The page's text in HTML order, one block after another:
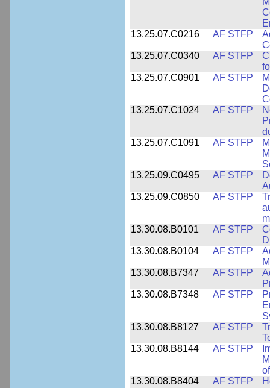
13.25.07.C0216
AF STFP
13.25.07.C0340
AF STFP
13.25.07.C0901
AF STFP
13.25.07.C1024
AF STFP
13.25.07.C1091
AF STFP
13.25.09.C0495
AF STFP
13.25.09.C0850
AF STFP
13.30.08.B0101
AF STFP
13.30.08.B0104
AF STFP
13.30.08.B7347
AF STFP
13.30.08.B7348
AF STFP
13.30.08.B8127
AF STFP
13.30.08.B8144
AF STFP
13.30.08.B8404
AF STFP